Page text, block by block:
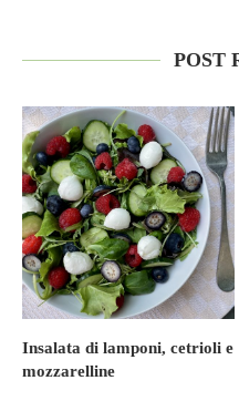
POST
Insalata di lamponi, cetrioli e
mozzarelline